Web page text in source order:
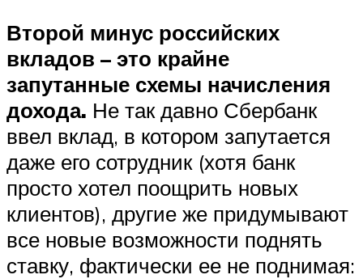
Второй минус российских
вкладов – это крайне
запутанные схемы начисления
дохода. Не так давно Сбербанк
ввел вклад, в котором запутается
даже его сотрудник (хотя банк
просто хотел поощрить новых
клиентов), другие же придумывают
все новые возможности поднять
ставку, фактически ее не поднимая: